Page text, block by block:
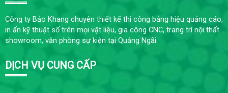
Công ty Bảo Khang chuyên thiết kế thi công bảng hiệu quảng cáo,
in ấn kỹ thuật số trên mọi vật liệu, gia công CNC, trang trí nội thất
showroom, văn phòng sự kiện tại Quảng Ngãi.
DỊCH VỤ CUNG CẤP